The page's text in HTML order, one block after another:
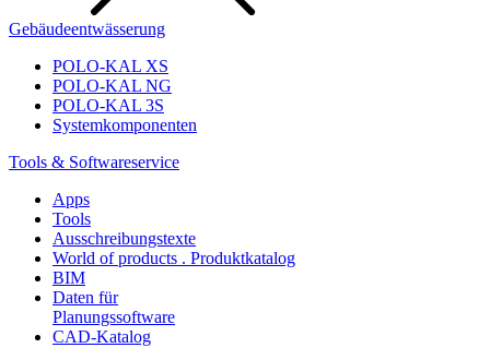
Gebäudeentwässerung
POLO-KAL XS
POLO-KAL NG
POLO-KAL 3S
Systemkomponenten
Tools & Softwareservice
Apps
Tools
Ausschreibungstexte
World of products . Produktkatalog
BIM
Daten für
Planungssoftware
CAD-Katalog